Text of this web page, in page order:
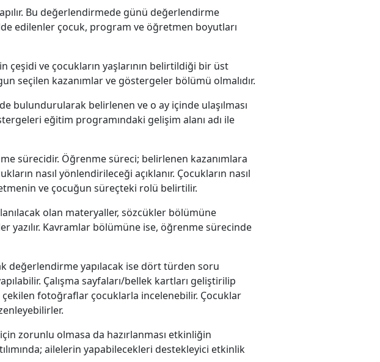
Bu değerlendirmede günü değerlendirme
edilenler çocuk, program ve öğretmen boyutları
ve çocukların yaşlarının belirtildiği bir üst
seçilen kazanımlar ve göstergeler bölümü olmalıdır.
bulundurularak belirlenen ve o ay içinde ulaşılması
eğitim programındaki gelişim alanı adı ile
sürecidir. Öğrenme süreci; belirlenen kazanımlara
nasıl yönlendirileceği açıklanır. Çocukların nasıl
ve çocuğun süreçteki rolü belirtilir.
olan materyaller, sözcükler bölümüne
yazılır. Kavramlar bölümüne ise, öğrenme sürecinde
değerlendirme yapılacak ise dört türden soru
Çalışma sayfaları/bellek kartları geliştirilip
çekilen fotoğraflar çocuklarla incelenebilir. Çocuklar
zorunlu olmasa da hazırlanması etkinliğin
ailelerin yapabilecekleri destekleyici etkinlik